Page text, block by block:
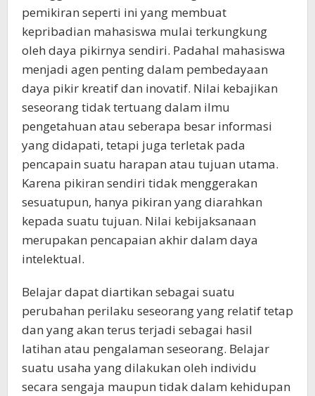
pemikiran seperti ini yang membuat
kepribadian mahasiswa mulai terkungkung
oleh daya pikirnya sendiri. Padahal mahasiswa
menjadi agen penting dalam pembedayaan
daya pikir kreatif dan inovatif. Nilai kebajikan
seseorang tidak tertuang dalam ilmu
pengetahuan atau seberapa besar informasi
yang didapati, tetapi juga terletak pada
pencapain suatu harapan atau tujuan utama.
Karena pikiran sendiri tidak menggerakan
sesuatupun, hanya pikiran yang diarahkan
kepada suatu tujuan. Nilai kebijaksanaan
merupakan pencapaian akhir dalam daya
intelektual.
Belajar dapat diartikan sebagai suatu
perubahan perilaku seseorang yang relatif tetap
dan yang akan terus terjadi sebagai hasil
latihan atau pengalaman seseorang. Belajar
suatu usaha yang dilakukan oleh individu
secara sengaja maupun tidak dalam kehidupan